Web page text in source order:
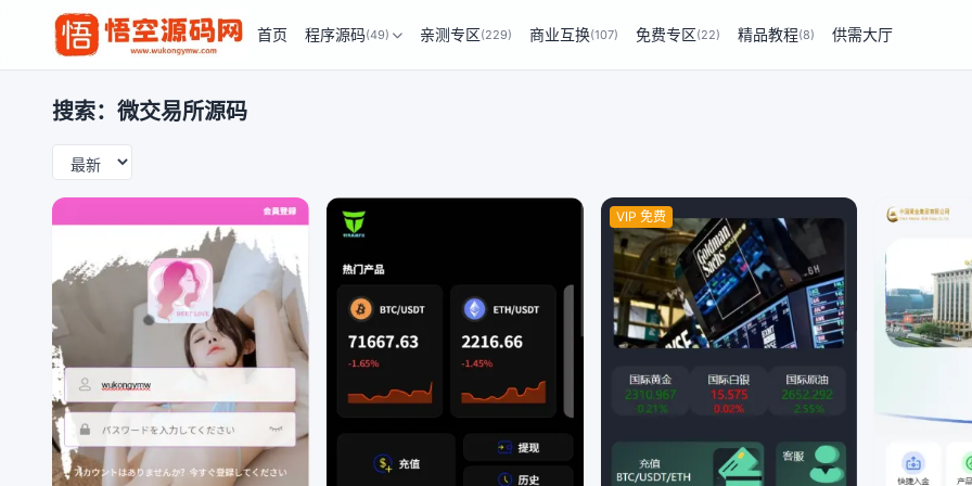
首页 程序源码(49) 亲测专区(229) 商业互换(107) 免费专区(22) 精品教程(8) 供需大厅
搜索：微交易所源码
VIP 免费